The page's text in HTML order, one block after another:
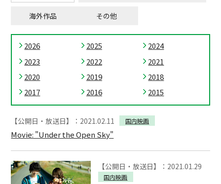
海外作品 その他
2026 2025
2024
2023
2022
2021
2020
2019
2018
2017
2016 2015
【公開日・放送日】：2021.02.11 国内映画
Movie: "Under the Open Sky"
【公開日・放送日】：2021.01.29
国内映画